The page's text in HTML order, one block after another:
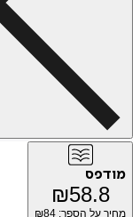
מודפס
₪58.8
מחיר על הספר: ₪ 84